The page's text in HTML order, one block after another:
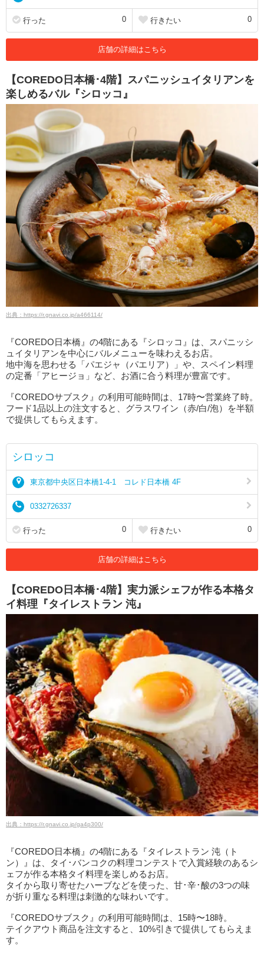
行った 0 行きたい 0
店舗の詳細はこちら
【COREDO日本橋･4階】スパニッシュイタリアンを
楽しめるバル『シロッコ』
出典：https://r.gnavi.co.jp/a466114/
『COREDO日本橋』の4階にある『シロッコ』は、スパニッシ
ュイタリアンを中心にバルメニューを味わえるお店。
地中海を思わせる「パエジャ（パエリア）」や、スペイン料理
の定番「アヒージョ」など、お酒に合う料理が豊富です。
『COREDOサブスク』の利用可能時間は、17時〜営業終了時。
フード1品以上の注文すると、グラスワイン（赤/白/泡）を半額
で提供してもらえます。
シロッコ
東京都中央区日本橋1-4-1 コレド日本橋 4F
0332726337
行った 0 行きたい 0
店舗の詳細はこちら
【COREDO日本橋･4階】実力派シェフが作る本格タ
イ料理『タイレストラン 沌』
出典：https://r.gnavi.co.jp/ga4p300/
『COREDO日本橋』の4階にある『タイレストラン 沌（ト
ン）』は、タイ･バンコクの料理コンテストで入賞経験のあるシ
ェフが作る本格タイ料理を楽しめるお店。
タイから取り寄せたハーブなどを使った、甘･辛･酸の3つの味
が折り重なる料理は刺激的な味わいです。
『COREDOサブスク』の利用可能時間は、15時〜18時。
テイクアウト商品を注文すると、10%引きで提供してもらえま
す。